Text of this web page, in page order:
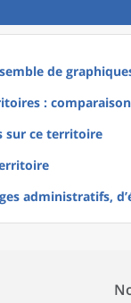
de
:
sur ce territoire
administratifs,